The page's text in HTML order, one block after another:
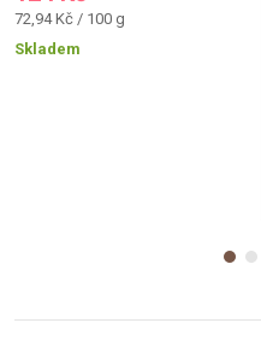
Měrná
cena:
72,94 Kč / 100 g
Skladem